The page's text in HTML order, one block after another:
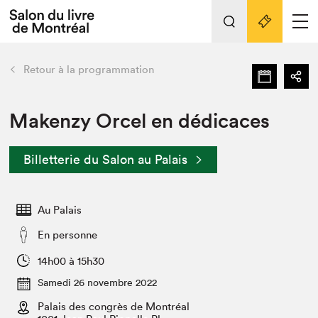
Espace médias
Espace exposant⋅e⋅s
Tout sur l'édition 2022
Actualités
Vidéos et Balados
Club de lecture Braindate
retour Nos activités
Édition 2022
Nous connaître
Projets partenaires 2022
Archives
Liens pratiques
Retour à la programmation
Makenzy Orcel en dédicaces
Billetterie du Salon au Palais
Au Palais
En personne
14h00 à 15h30
Samedi 26 novembre 2022
Palais des congrès de Montréal